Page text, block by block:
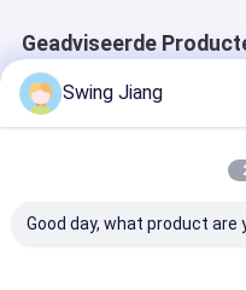
Geadviseerde
Swing Jiang
Good day, what product are